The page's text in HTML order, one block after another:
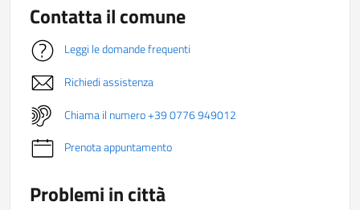
Contatta il comune
Leggi le domande frequenti
Richiedi assistenza
Chiama il numero +39 0776 949012
Prenota appuntamento
Problemi in città